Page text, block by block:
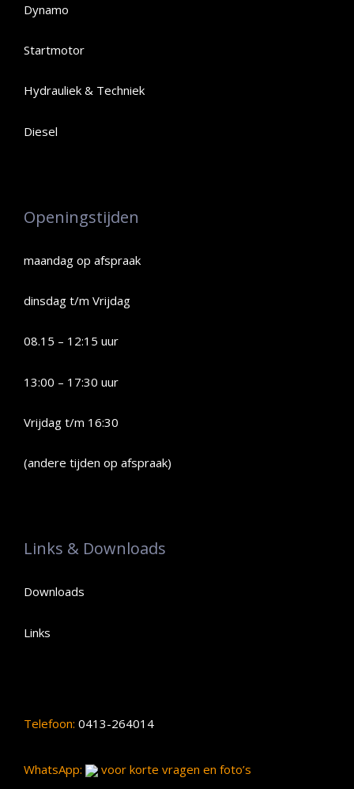
Dynamo
Startmotor
Hydrauliek & Techniek
Diesel
Openingstijden
maandag op afspraak
dinsdag t/m Vrijdag
08.15 – 12:15 uur
13:00 – 17:30 uur
Vrijdag t/m 16:30
(andere tijden op afspraak)
Links & Downloads
Downloads
Links
Telefoon: 0413-264014
WhatsApp: voor korte vragen en foto’s